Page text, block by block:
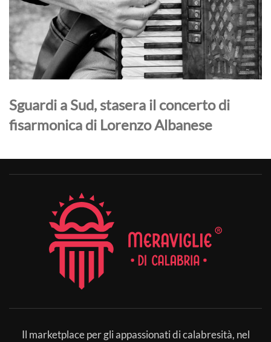
Sguardi a Sud, stasera il concerto di
fisarmonica di Lorenzo Albanese
Il marketplace per gli appassionati di calabresità, nel